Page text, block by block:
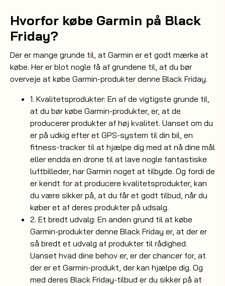
Hvorfor købe Garmin på Black
Friday?
Der er mange grunde til, at Garmin er et godt mærke at
købe. Her er blot nogle få af grundene til, at du bør
overveje at købe Garmin-produkter denne Black Friday.
1. Kvalitetsprodukter: En af de vigtigste grunde til,
at du bør købe Garmin-produkter, er, at de
producerer produkter af høj kvalitet. Uanset om du
er på udkig efter et GPS-system til din bil, en
fitness-tracker til at hjælpe dig med at nå dine mål
eller endda en drone til at lave nogle fantastiske
luftbilleder, har Garmin noget at tilbyde. Og fordi de
er kendt for at producere kvalitetsprodukter, kan
du være sikker på, at du får et godt tilbud, når du
køber et af deres produkter på udsalg.
2. Et bredt udvalg: En anden grund til at købe
Garmin-produkter denne Black Friday er, at der er
så bredt et udvalg af produkter til rådighed.
Uanset hvad dine behov er, er der chancer for, at
der er et Garmin-produkt, der kan hjælpe dig. Og
med deres Black Friday-tilbud er du sikker på at